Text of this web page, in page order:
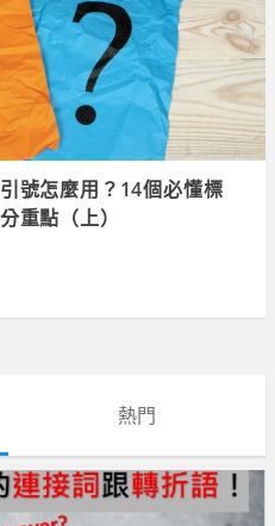
號怎麼用？14個必懂標
重點（上）
熱門